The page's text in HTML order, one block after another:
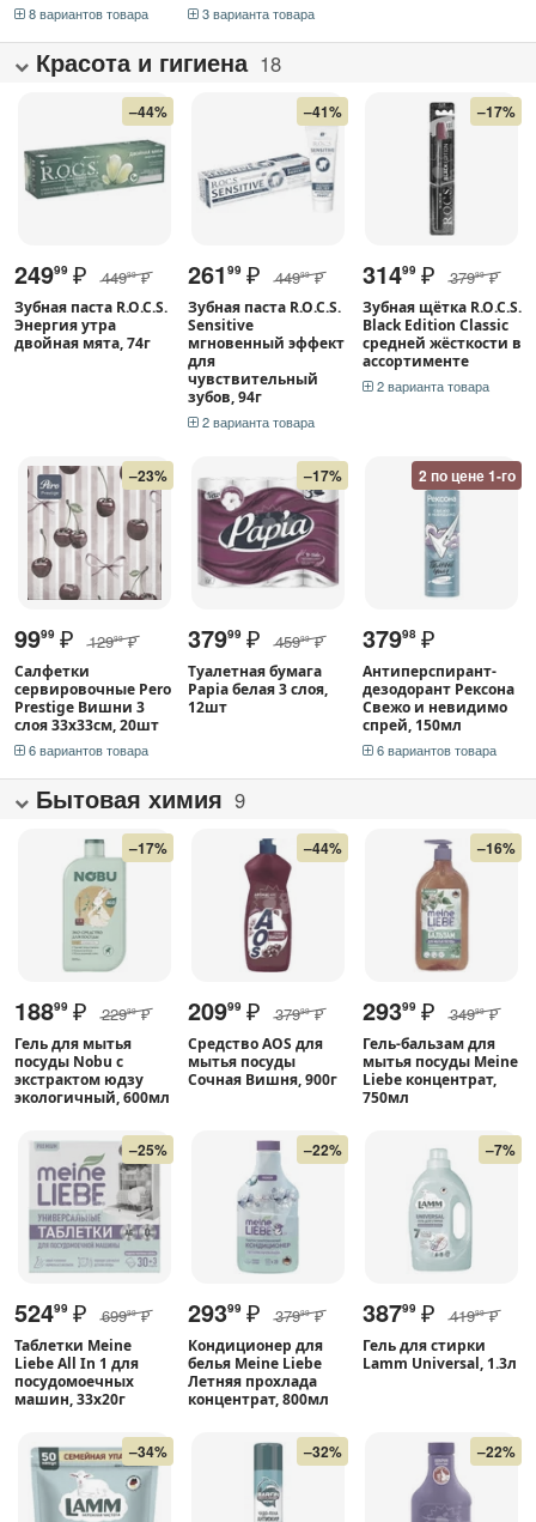
8 вариантов товара 3 варианта товара
Красота и гигиена 18
–44%
24999 ₽ 44999 ₽
Зубная паста R.O.C.S.
Энергия утра
двойная мята, 74г
–41%
26199 ₽ 44999 ₽
Зубная паста R.O.C.S.
Sensitive
мгновенный эффект
для
чувствительный
зубов, 94г
2 варианта товара
–17%
31499 ₽ 37999 ₽
Зубная щётка R.O.C.S.
Black Edition Classic
средней жёсткости в
ассортименте
2 варианта товара
–23%
9999 ₽ 12999 ₽
Салфетки
сервировочные Pero
Prestige Вишни 3
слоя 33х33см, 20шт
6 вариантов товара
–17%
37999 ₽ 45999 ₽
Туалетная бумага
Papia белая 3 слоя,
12шт
2 по цене 1-го
37998 ₽
Антиперспирант-
дезодорант Рексона
Свежо и невидимо
спрей, 150мл
6 вариантов товара
Бытовая химия 9
–17%
18899 ₽ 22999 ₽
Гель для мытья
посуды Nobu с
экстрактом юдзу
экологичный, 600мл
–44%
20999 ₽ 37999 ₽
Средство AOS для
мытья посуды
Сочная Вишня, 900г
–16%
29399 ₽ 34999 ₽
Гель-бальзам для
мытья посуды Meine
Liebe концентрат,
750мл
–25%
52499 ₽ 69999 ₽
Таблетки Meine
Liebe All In 1 для
посудомоечных
машин, 33х20г
–22%
29399 ₽ 37999 ₽
Кондиционер для
белья Meine Liebe
Летняя прохлада
концентрат, 800мл
–7%
38799 ₽ 41999 ₽
Гель для стирки
Lamm Universal, 1.3л
–34% –32% –22%